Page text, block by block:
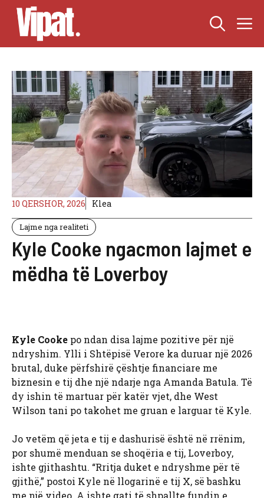
Skip
content
10 QERSHOR, 2026 Klea
Lajme nga realiteti
Kyle Cooke ngacmon lajmet e
mëdha të Loverboy
Kyle Cooke po ndan disa lajme pozitive për një
ndryshim. Ylli i Shtëpisë Verore ka duruar një 2026
brutal, duke përfshirë çështje financiare me
biznesin e tij dhe një ndarje nga Amanda Batula. Të
dy ishin të martuar për katër vjet, dhe West
Wilson tani po takohet me gruan e larguar të Kyle.
Jo vetëm që jeta e tij e dashurisë është në rrënim,
por shumë menduan se shoqëria e tij, Loverboy,
ishte gjithashtu. “Rritja duket e ndryshme për të
gjithë,” postoi Kyle në llogarinë e tij X, së bashku
me një video. A ishte gati të shpallte fundin e